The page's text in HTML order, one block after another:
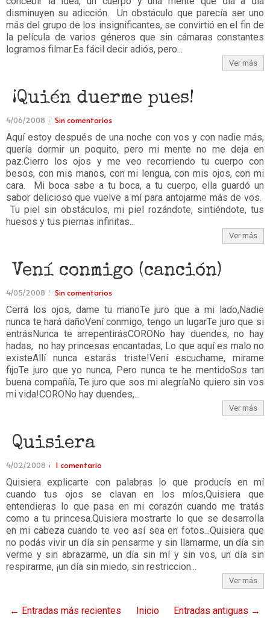
disminuyen su adicción. Un obstáculo que parecía ser uno
más del grupo de los insignificantes, se convirtió en el fin de
la película de varios géneros que sin cámaras constantes
logramos filmar.Es fácil decir adiós, pero...
Ver más
¡Quién duerme pues!
4/06/2008 Sin comentarios
Aquí estoy después de una noche con vos y con nadie más,
quería dormir un poquito, pero mi mente no me deja en
paz.Cierro los ojos y me veo recorriendo tu cuerpo con
besos, con mis manos, con mi lengua, con mis ojos, con mi
cara. Mi boca sabe a tu boca, a tu cuerpo, ella guardó un
sabor delicioso que vuelve a mí para antojarme más de vos.
Tu piel sin obstáculos, mi piel rozándote, sintiéndote, tus
huesos y tus piernas infinitas...
Ver más
Vení conmigo (canción)
4/05/2008 Sin comentarios
Cerrá los ojos, dame tu manoTe juro que a mi lado,Nadie
nunca te hará dañoVení conmigo, tengo un lugarTe juro que si
entrásNunca te arrepentirásCORONo hay duendes, no hay
hadas, no hay princesas encantadas, Lo que aquí es malo no
existeAllí nunca estarás triste!Vení escuchame, mirame
fijoTe juro que yo nunca, Pero nunca te he mentidoSos tan
buena compañía, Te juro que sos mi alegríaNo quiero sin vos
mi vida!CORONo hay duendes,...
Ver más
Quisiera
4/02/2008 1 comentario
Quisiera explicarte con palabras lo que producís en mí
cuando tus ojos se clavan en los míos,Quisiera que
entendieras lo que pasa en mi corazón cuando me tratás
como a tu princesa.Quisiera mostrarte lo que se desarrolla
en mi cabeza cuando te veo así sea en fotos...Quisiera que
no podás vivir un día sin pensarme y sin llamarme, un día sin
verme y sin abrazarme, un día sin mí y sin vos, un día sin
respirarme, ¡un día sin miedo, sin restriccion...
Ver más
← Entradas más recientes Entradas antiguas →
Inicio